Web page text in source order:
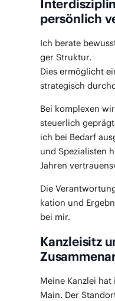
persönlich
Ich bera­te
ger Struk­tur.
Dies ermög­licht
stra­te­gisch
Bei kom­ple­xen
steu­er­lich
ich bei Bedarf
und Spe­zia­lis­ten
Jah­ren
Die
ka­ti­on und
bei mir.
Kanzleisitz
Mei­ne Kanz­lei
Main. Der